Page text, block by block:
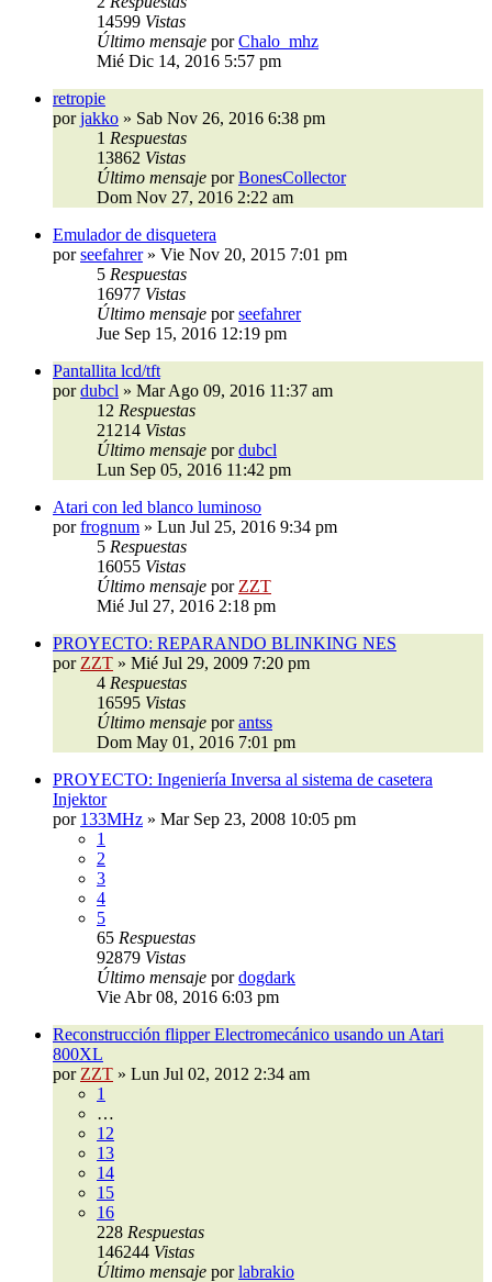
14599 Vistas
Último mensaje porChalo_mhz
Mié Dic 14, 2016 5:57 pm
retropie
porjakko » Sab Nov 26, 2016 6:38 pm
1 Respuestas
13862 Vistas
Último mensaje porBonesCollector
Dom Nov 27, 2016 2:22 am
Emulador de disquetera
porseefahrer» Vie Nov 20, 2015 7:01 pm
5 Respuestas
16977 Vistas
Último mensaje porseefahrer
Jue Sep 15, 2016 12:19 pm
Pantallita lcd/tft
pordubcl » Mar Ago 09, 2016 11:37 am
12 Respuestas
21214 Vistas
Último mensaje pordubcl
Lun Sep 05, 2016 11:42 pm
Atari con led blanco luminoso
porfrognum » Lun Jul 25, 2016 9:34 pm
5 Respuestas
16055 Vistas
Último mensaje por ZZT
Mié Jul 27, 2016 2:18 pm
PROYECTO: REPARANDO BLINKING NES
por ZZT » Mié Jul 29, 2009 7:20 pm
4 Respuestas
16595 Vistas
Último mensaje porantss
Dom May 01, 2016 7:01 pm
PROYECTO: Ingeniería Inversa al sistema de casetera
Injektor
por 133MHz » Mar Sep 23, 2008 10:05 pm
1
2
3
4
5
65 Respuestas
92879 Vistas
Último mensaje pordogdark
Vie Abr 08, 2016 6:03 pm
Reconstrucción flipper Electromecánico usando un Atari
800XL
por ZZT » Lun Jul 02, 2012 2:34 am
1
…
12
13
14
15
16
228 Respuestas
146244 Vistas
Último mensaje porlabrakio